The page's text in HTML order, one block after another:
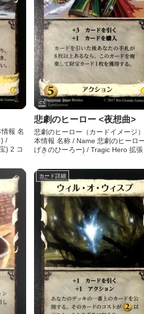
報 名
/
) 2 コ
悲劇のヒーロー <夜想曲>
悲劇のヒーロー（カードイメージ
本情報 名称 / Name 悲劇のヒーロ
げきのひーろー) / Tragic Hero 拡張
カード詳細